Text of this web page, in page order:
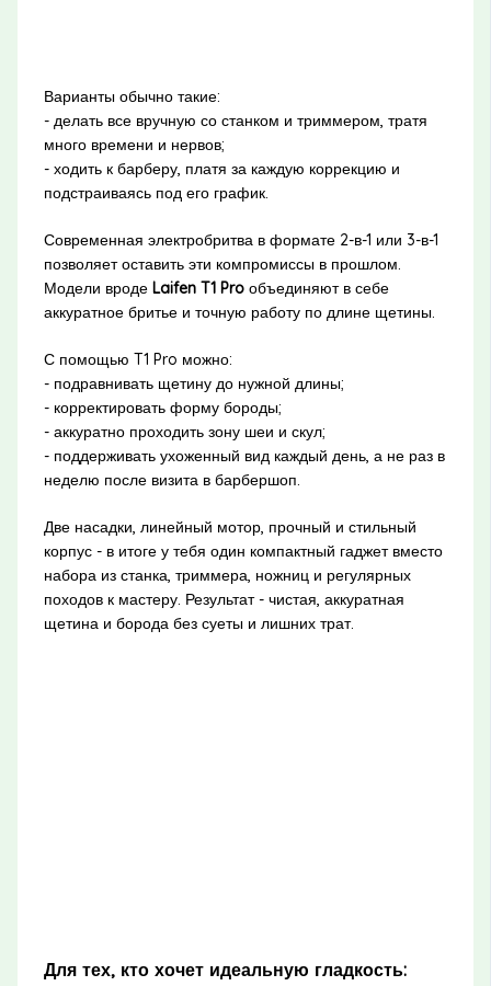
Варианты обычно такие:
- делать все вручную со станком и триммером, тратя
много времени и нервов;
- ходить к барберу, платя за каждую коррекцию и
подстраиваясь под его график.
Современная электробритва в формате 2-в-1 или 3-в-1
позволяет оставить эти компромиссы в прошлом.
Модели вроде Laifen T1 Proобъединяют в себе
аккуратное бритье и точную работу по длине щетины.
С помощью T1 Pro можно:
- подравнивать щетину до нужной длины;
- корректировать форму бороды;
- аккуратно проходить зону шеи и скул;
- поддерживать ухоженный вид каждый день, а не раз в
неделю после визита в барбершоп.
Две насадки, линейный мотор, прочный и стильный
корпус - в итоге у тебя один компактный гаджет вместо
набора из станка, триммера, ножниц и регулярных
походов к мастеру. Результат - чистая, аккуратная
щетина и борода без суеты и лишних трат.
Для тех, кто хочет идеальную гладкость: